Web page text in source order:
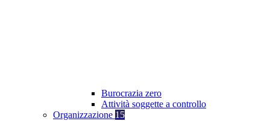
Burocrazia zero
Attività soggette a controllo
Organizzazione 15